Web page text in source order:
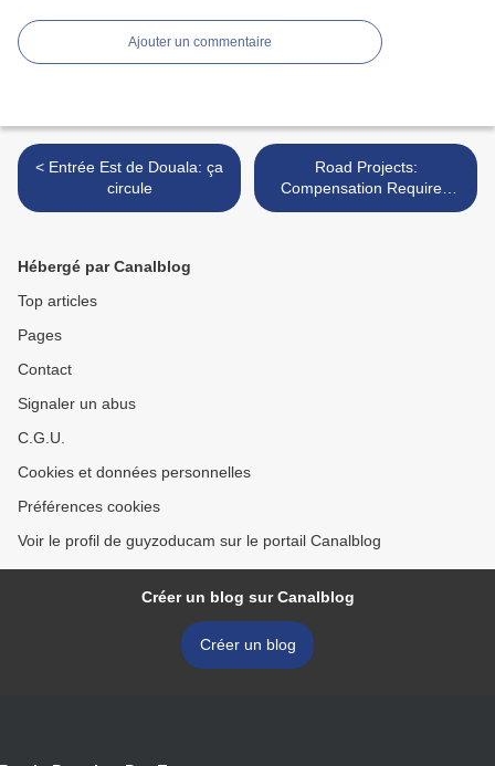
Ajouter un commentaire
< Entrée Est de Douala: ça
circule
Road Projects:
Compensation Required
Before Construction >
Hébergé par Canalblog
Top articles
Pages
Contact
Signaler un abus
C.G.U.
Cookies et données personnelles
Préférences cookies
Voir le profil de guyzoducam sur le portail Canalblog
Créer un blog sur Canalblog
Créer un blog